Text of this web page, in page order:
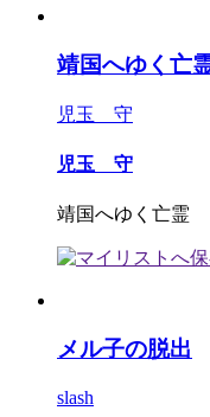
靖国へゆく亡
児玉 守
児玉 守
靖国へゆく亡霊
メル子の脱出
slash